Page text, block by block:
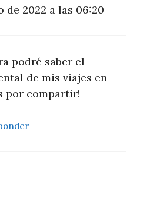
de 2022 a las 06:20
podré saber el
de mis viajes en
por compartir!